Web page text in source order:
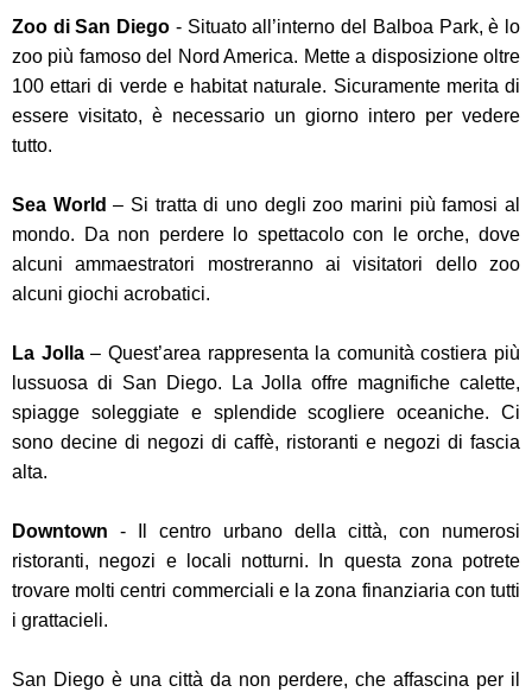
Zoo di San Diego - Situato all’interno del Balboa Park, è lo
zoo più famoso del Nord America. Mette a disposizione oltre
100 ettari di verde e habitat naturale. Sicuramente merita di
essere visitato, è necessario un giorno intero per vedere
tutto.
Sea World – Si tratta di uno degli zoo marini più famosi al
mondo. Da non perdere lo spettacolo con le orche, dove
alcuni ammaestratori mostreranno ai visitatori dello zoo
alcuni giochi acrobatici.
La Jolla– Quest’area rappresenta la comunità costiera più
lussuosa di San Diego. La Jolla offre magnifiche calette,
spiagge soleggiate e splendide scogliere oceaniche. Ci
sono decine di negozi di caffè, ristoranti e negozi di fascia
alta.
Downtown - Il centro urbano della città, con numerosi
ristoranti, negozi e locali notturni. In questa zona potrete
trovare molti centri commerciali e la zona finanziaria con tutti
i grattacieli.
San Diego è una città da non perdere, che affascina per il